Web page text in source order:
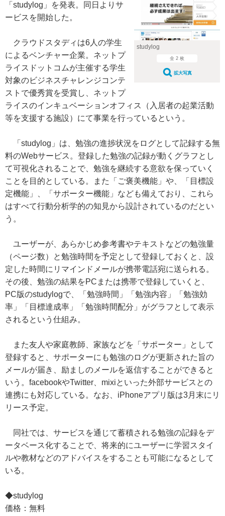
studylog
全 2 枚
拡大写真
「studylog」を発表。同日よりサ
ービスを開始した。
クラウドスタディは6人の学生
によるベンチャー企業。ネットプ
ライスドットコムが主催する学生
対象のビジネスチャレンジコンテ
ストで優秀賞を受賞し、ネットプ
ライスのインキュベーションオフィス（入居者の起業活動
等を支援する施設）にて事業を行っているという。
「studylog」は、勉強の進捗状況をログとして記録する無
料のWebサービス。登録した勉強の記録が動くグラフとし
て可視化されることで、勉強を継続する意欲を保っていく
ことを目的としている。また「ご褒美機能」や、「目標設
定機能」、「サポーター機能」なども備えており、これら
はすべて行動分析学的の知見から設計されているのだとい
う。
ユーザーが、あらかじめ参考書やテキストなどの勉強量
（ページ数）と勉強時間を予定として登録しておくと、設
定した時間にリマインドメールが携帯電話宛に送られる。
その後、勉強の結果をPCまたは携帯で登録していくと、
PC版のstudylogで、「勉強時間」「勉強内容」「勉強効
率」「目標達成率」「勉強時間配分」がグラフとして表示
されるという仕組み。
また友人や家庭教師、家族などを「サポーター」として
登録すると、サポーターにも勉強のログが更新された旨の
メールが届き、励ましのメールを返信することができると
いう。facebookやTwitter、mixiといった外部サービスとの
連携にも対応している。なお、iPhoneアプリ版は3月末にリ
リース予定。
同社では、サービスを通じて蓄積される勉強の記録をデ
ータベース化することで、将来的にユーザーに学習スタイ
ルや教材などのアドバイスをすることも可能になるとして
いる。
◆studylog
価格：無料